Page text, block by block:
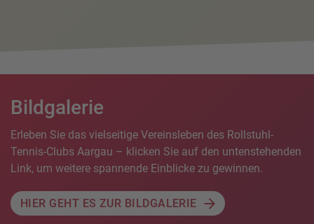
Bildgalerie
Erleben Sie das vielseitige Vereinsleben des Rollstuhl-
Tennis-Clubs Aargau – klicken Sie auf den untenstehenden
Link, um weitere spannende Einblicke zu gewinnen.
HIER GEHT ES ZUR BILDGALERIE